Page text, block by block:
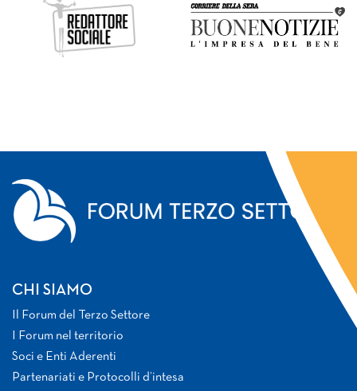
CHI SIAMO
Il Forum del Terzo Settore
I Forum nel territorio
Soci e Enti Aderenti
Partenariati e Protocolli d’intesa